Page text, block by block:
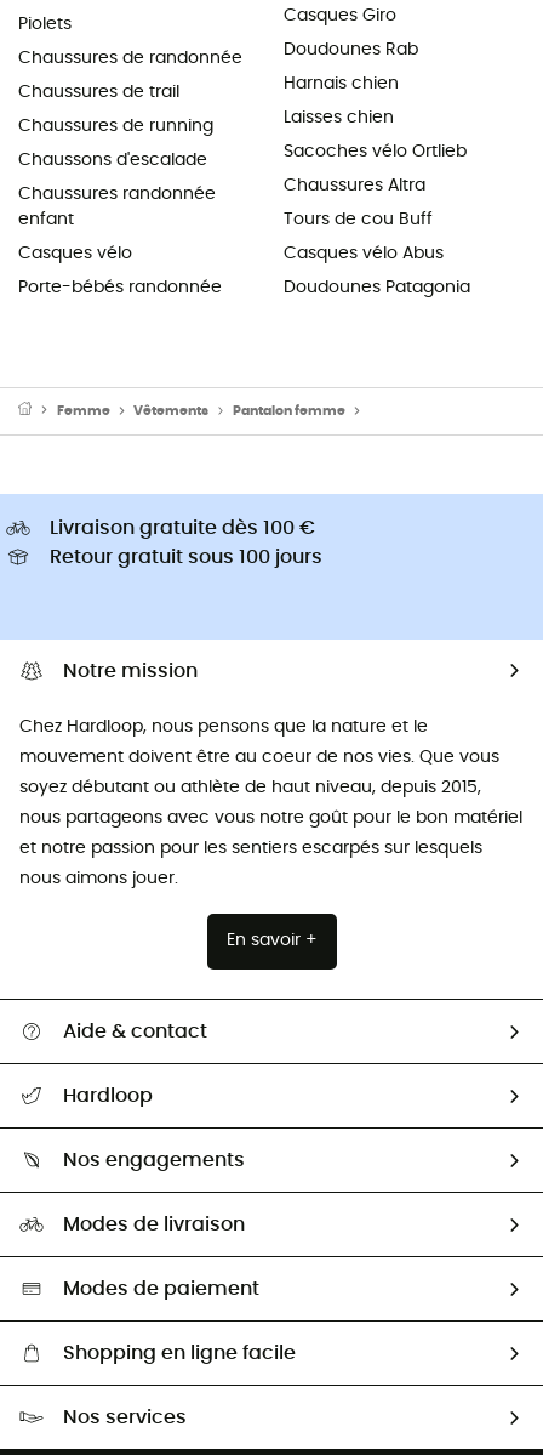
Piolets
Chaussures de randonnée
Chaussures de trail
Chaussures de running
Chaussons d'escalade
Chaussures randonnée
enfant
Casques vélo
Porte-bébés randonnée
Casques Giro
Doudounes Rab
Harnais chien
Laisses chien
Sacoches vélo Ortlieb
Chaussures Altra
Tours de cou Buff
Casques vélo Abus
Doudounes Patagonia
Femme Vêtements Pantalon femme
Livraison gratuite dès 100 €
Retour gratuit sous 100 jours
Notre mission
Chez Hardloop, nous pensons que la nature et le
mouvement doivent être au coeur de nos vies. Que vous
soyez débutant ou athlète de haut niveau, depuis 2015,
nous partageons avec vous notre goût pour le bon matériel
et notre passion pour les sentiers escarpés sur lesquels
nous aimons jouer.
En savoir +
Aide & contact
Retour & remboursement
Guide des tailles
Seconde Main
Aide & Contact
Hardloop
HardGuides
Nos engagements
Sélection éco-responsable
Modes de livraison
Modes de paiement
Shopping en ligne facile
Nos services